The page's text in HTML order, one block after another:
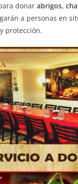
donar abrigos,
a personas en
protección.